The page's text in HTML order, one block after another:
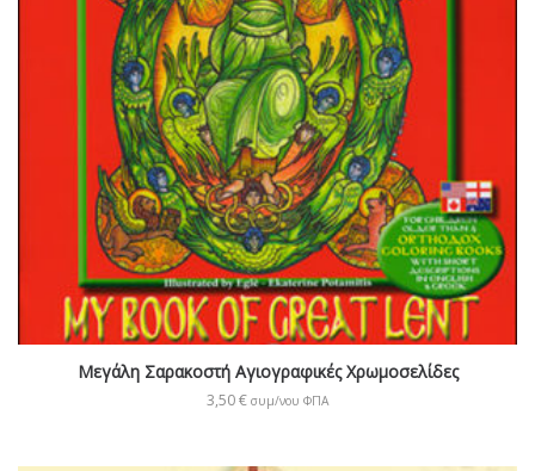
Μεγάλη Σαρακοστή Αγιογραφικές Χρωμοσελίδες
3,50€ συμ/νου ΦΠΑ